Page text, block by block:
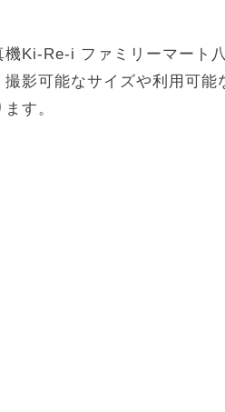
Ki-Re-i ファミリーマート
影可能なサイズや利用可能
す。